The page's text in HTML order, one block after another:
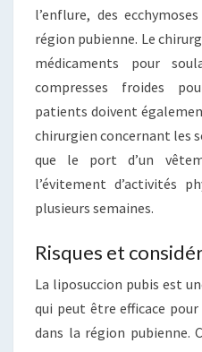
l’enflure, des
région pubienne. Le
médicaments pour
compresses froides
patients doivent
chirurgien concernant les
que le port d’un
l’évitement d’activités
plusieurs semaines.
Risques et
La liposuccion pubis est
qui peut être efficace pour
dans la région pubienne.